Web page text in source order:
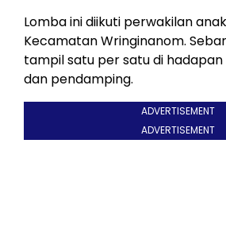
Lomba ini diikuti perwakilan
Kecamatan Wringinanom.
tampil satu per satu di hadapan
dan pendamping.
ADVERTISEMENT
ADVERTISEMENT